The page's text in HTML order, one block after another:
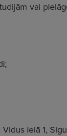
vai
ielā 1,